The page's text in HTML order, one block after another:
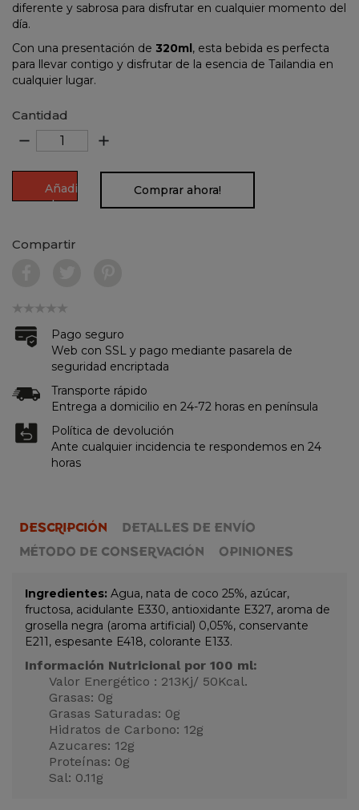
diferente y sabrosa para disfrutar en cualquier momento del
día.
Con una presentación de 320ml, esta bebida es perfecta
para llevar contigo y disfrutar de la esencia de Tailandia en
cualquier lugar.
Cantidad
remove add
Añadir
al
Comprar ahora!
Compartir
Pago seguro
Web con SSL y pago mediante pasarela de
seguridad encriptada
Transporte rápido
Entrega a domicilio en 24-72 horas en península
Política de devolución
Ante cualquier incidencia te respondemos en 24
horas
DESCRIPCIÓN
DETALLES DE ENVÍO
MÉTODO DE CONSERVACIÓN
OPINIONES
Ingredientes: Agua, nata de coco 25%, azúcar,
fructosa, acidulante E330, antioxidante E327, aroma de
grosella negra (aroma artificial) 0,05%, conservante
E211, espesante E418, colorante E133.
Información Nutricional por 100 ml:
Valor Energético : 213Kj/ 50Kcal.
Grasas: 0g
Grasas Saturadas: 0g
Hidratos de Carbono: 12g
Azucares: 12g
Proteínas: 0g
Sal: 0.11g